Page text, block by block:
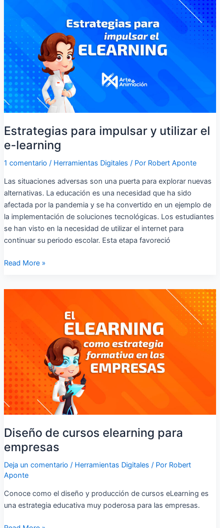
Estrategias para impulsar y utilizar el
e-learning
1 comentario / Herramientas Digitales / Por Robert Aponte
Las situaciones adversas son una puerta para explorar nuevas
alternativas. La educación es una necesidad que ha sido
afectada por la pandemia y se ha convertido en un ejemplo de
la implementación de soluciones tecnológicas. Los estudiantes
se han visto en la necesidad de utilizar el internet para
continuar su periodo escolar. Esta etapa favoreció
y
utilizar
el
e-
learning
Read More »
Diseño de cursos elearning para
empresas
Deja un comentario / Herramientas Digitales / Por Robert
Aponte
Conoce como el diseño y producción de cursos eLearning es
una estrategia educativa muy poderosa para las empresas.
elearning
para
empresas